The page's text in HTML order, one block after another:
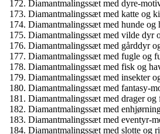
Diamantmalingssæt med dyre-
Diamantmalingssæt med katte og
Diamantmalingssæt med hunde og
Diamantmalingssæt med vilde dyr
Diamantmalingssæt med gårddyr
Diamantmalingssæt med fugle og
Diamantmalingssæt med fisk og
Diamantmalingssæt med insekter
Diamantmalingssæt med fantasy-
Diamantmalingssæt med drager og
Diamantmalingssæt med
Diamantmalingssæt med eventyr-
Diamantmalingssæt med slotte og